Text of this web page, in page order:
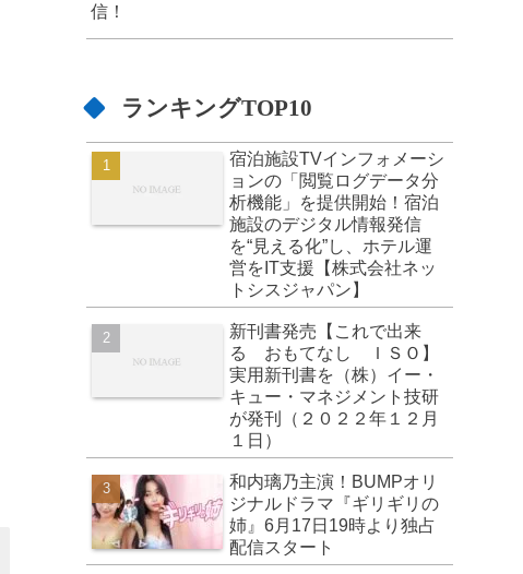
信！
ランキングTOP10
宿泊施設TVインフォメーシ
ョンの「閲覧ログデータ分
析機能」を提供開始！宿泊
施設のデジタル情報発信
を“見える化”し、ホテル運
営をIT支援【株式会社ネッ
トシスジャパン】
新刊書発売【これで出来
る おもてなし ＩＳＯ】
実用新刊書を（株）イー・
キュー・マネジメント技研
が発刊（２０２２年１２月
１日）
和内璃乃主演！BUMPオリ
ジナルドラマ『ギリギリの
姉』6月17日19時より独占
配信スタート